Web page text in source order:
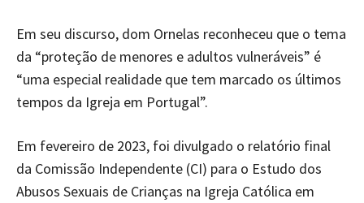
Em seu discurso, dom Ornelas reconheceu que o tema
da “proteção de menores e adultos vulneráveis” é
“uma especial realidade que tem marcado os últimos
tempos da Igreja em Portugal”.
Em fevereiro de 2023, foi divulgado o relatório final
da Comissão Independente (CI) para o Estudo dos
Abusos Sexuais de Crianças na Igreja Católica em